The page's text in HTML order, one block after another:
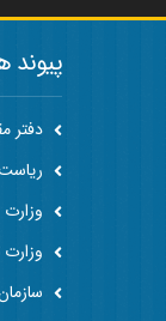
پیوند
دفتر
وزارت